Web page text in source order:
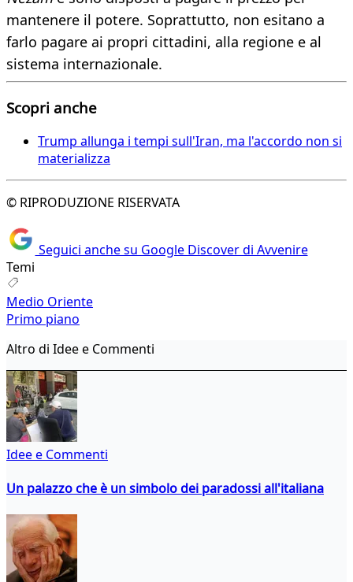
mantenere il potere. Soprattutto, non esitano a
farlo pagare ai propri cittadini, alla regione e al
sistema internazionale.
Scopri anche
Trump allunga i tempi sull'Iran, ma l'accordo non si
materializza
© RIPRODUZIONE RISERVATA
Seguici anche su Google Discover di Avvenire
Temi
Medio Oriente
Primo piano
Altro di Idee e Commenti
Idee e Commenti
Un palazzo che è un simbolo dei paradossi all'italiana